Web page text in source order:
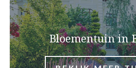
Bloementuin in